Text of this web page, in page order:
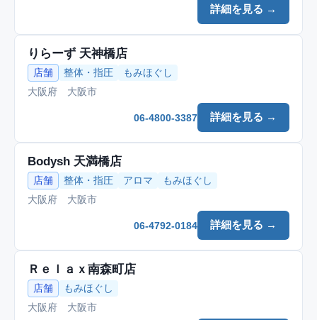
詳細を見る →
りらーず 天神橋店
店舗 整体・指圧
もみほぐし
大阪府 大阪市
詳細を見る →
06-4800-3387
Bodysh 天満橋店
店舗 整体・指圧 アロマ
もみほぐし
大阪府 大阪市
詳細を見る →
06-4792-0184
Ｒｅｌａｘ南森町店
店舗
もみほぐし
大阪府 大阪市